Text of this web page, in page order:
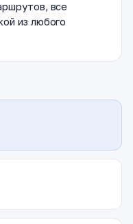
все
из любого